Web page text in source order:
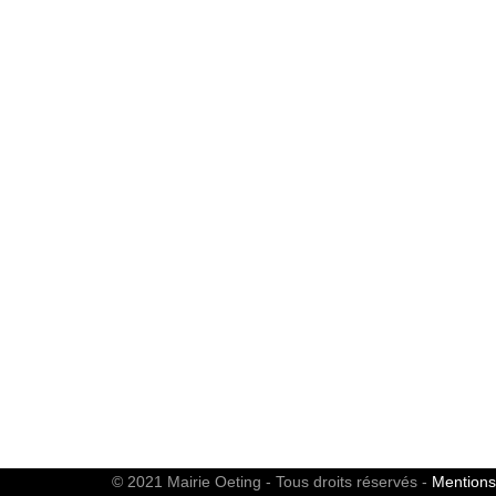
© 2021 Mairie Oeting - Tous droits réservés -